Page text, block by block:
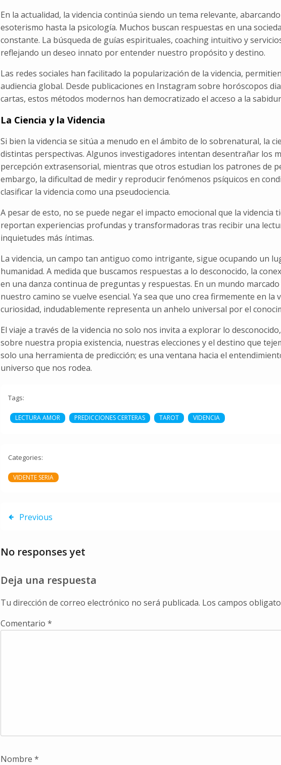
En la actualidad, la videncia continúa siendo un tema relevante,
esoterismo hasta la psicología. Muchos buscan respuestas en una
constante. La búsqueda de guías espirituales, coaching intuitivo y
reflejando un deseo innato por entender nuestro propósito y destino.
Las redes sociales han facilitado la popularización de la videncia,
audiencia global. Desde publicaciones en Instagram sobre horóscopos
cartas, estos métodos modernos han democratizado el acceso a la
La Ciencia y la Videncia
Si bien la videncia se sitúa a menudo en el ámbito de lo sobrenatural, la
distintas perspectivas. Algunos investigadores intentan desentrañar los
percepción extrasensorial, mientras que otros estudian los patrones de
embargo, la dificultad de medir y reproducir fenómenos psíquicos en
clasificar la videncia como una pseudociencia.
A pesar de esto, no se puede negar el impacto emocional que la videncia
reportan experiencias profundas y transformadoras tras recibir una
inquietudes más íntimas.
La videncia, un campo tan antiguo como intrigante, sigue ocupando un
humanidad. A medida que buscamos respuestas a lo desconocido, la
en una danza continua de preguntas y respuestas. En un mundo
nuestro camino se vuelve esencial. Ya sea que uno crea firmemente en
curiosidad, indudablemente representa un anhelo universal por el
El viaje a través de la videncia no solo nos invita a explorar lo
sobre nuestra propia existencia, nuestras elecciones y el destino que
solo una herramienta de predicción; es una ventana hacia el
universo que nos rodea.
Tags:
LECTURA AMOR PREDICCIONES CERTERAS TAROT VIDENCIA
Categories:
VIDENTE SERIA
Previous
No responses yet
Deja una respuesta
Tu dirección de correo electrónico no será publicada. Los campos
Comentario *
Nombre *